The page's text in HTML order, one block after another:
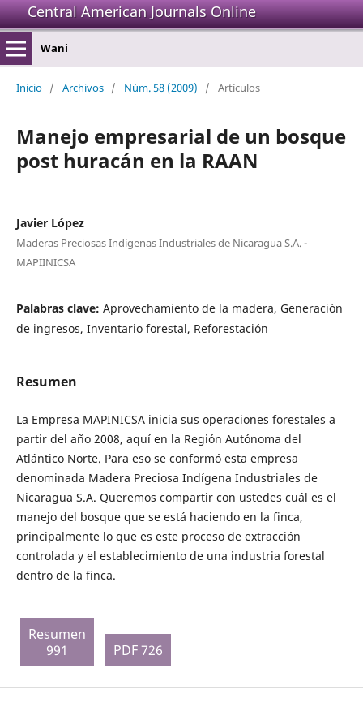
Central American Journals Online
Wani
Inicio / Archivos / Núm. 58 (2009) / Artículos
Manejo empresarial de un bosque
post huracán en la RAAN
Javier López
Maderas Preciosas Indígenas Industriales de Nicaragua S.A. -
MAPIINICSA
Palabras clave: Aprovechamiento de la madera, Generación
de ingresos, Inventario forestal, Reforestación
Resumen
La Empresa MAPINICSA inicia sus operaciones forestales a
partir del año 2008, aquí en la Región Autónoma del
Atlántico Norte. Para eso se conformó esta empresa
denominada Madera Preciosa Indígena Industriales de
Nicaragua S.A. Queremos compartir con ustedes cuál es el
manejo del bosque que se está haciendo en la finca,
principalmente lo que es este proceso de extracción
controlada y el establecimiento de una industria forestal
dentro de la finca.
Resumen
991
PDF 726